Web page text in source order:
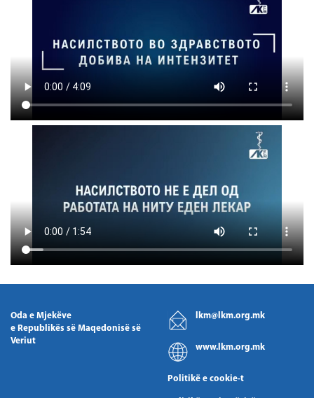
Oda e Mjekëve
e Republikës së Maqedonisë së
Veriut
lkm@lkm.org.mk
www.lkm.org.mk
Politikë e cookie-t